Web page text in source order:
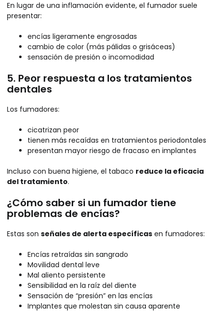
En lugar de una inflamación evidente, el fumador suele
presentar:
encías ligeramente engrosadas
cambio de color (más pálidas o grisáceas)
sensación de presión o incomodidad
5. Peor respuesta a los tratamientos
dentales
Los fumadores:
cicatrizan peor
tienen más recaídas en tratamientos periodontales
presentan mayor riesgo de fracaso en implantes
Incluso con buena higiene, el tabaco reduce la eficacia
del tratamiento.
¿Cómo saber si un fumador tiene
problemas de encías?
Estas son señales de alerta específicas en fumadores:
Encías retraídas sin sangrado
Movilidad dental leve
Mal aliento persistente
Sensibilidad en la raíz del diente
Sensación de “presión” en las encías
Implantes que molestan sin causa aparente